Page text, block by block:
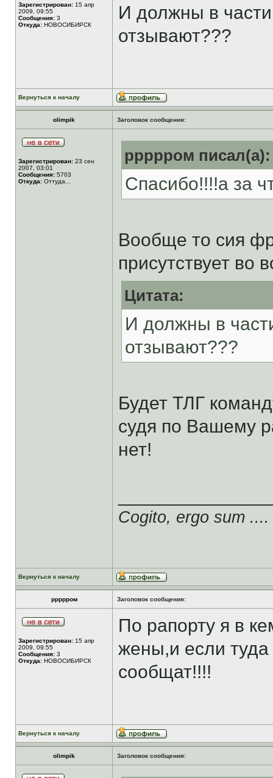
Зарегистрирован: 15 апр
2009, 09:55
Сообщения: 3
Откуда: НОВОСИБИРСК
И должны в
отзывают???
Вернуться к началу
olimpik Заголовок сообщения:
Зарегистрирован: 23 сен
2007, 03:01
Сообщения: 5703
Откуда: Оттуда...
ррррром писал(а):
Спасибо!!!!а за
Вообще то сия
присутствует во
Цитата:
И должны в
отзывают???
Будет ТЛГ
судя по Вашему
нет!
Cogito, ergo sum ....
Вернуться к началу
ррррром Заголовок сообщения:
Зарегистрирован: 15 апр
2009, 09:55
Сообщения: 3
Откуда: НОВОСИБИРСК
По рапорту я в
жены,и если туда
сообщат!!!!
Вернуться к началу
olimpik Заголовок сообщения: